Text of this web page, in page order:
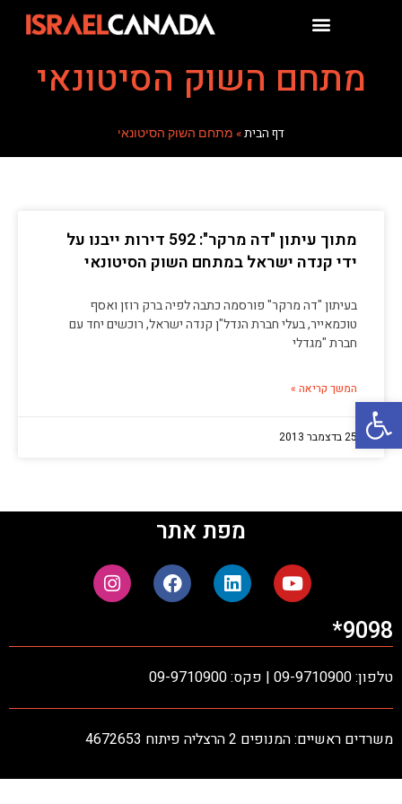
פתח סרגל נגישות
מתחם השוק הסיטונאי
דף הבית» מתחם השוק הסיטונאי
מתוך עיתון "דה מרקר": 592 דירות ייבנו על
ידי קנדה ישראל במתחם השוק הסיטונאי
בעיתון "דה מרקר" פורסמה כתבה לפיה ברק רוזן ואסף
טוכמאייר, בעלי חברת הנדל"ן קנדה ישראל, רוכשים יחד עם
חברת "מגדלי
המשך קריאה »
25 בדצמבר 2013
מפת אתר
9098*
טלפון: 09-9710900 | פקס: 09-9710900
משרדים ראשיים: המנופים 2 הרצליה פיתוח 4672653